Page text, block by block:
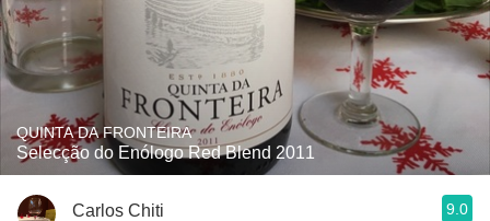
QUINTA DA FRONTEIRA
Selecção do Enólogo Red Blend 2011
Carlos Chiti 9.0